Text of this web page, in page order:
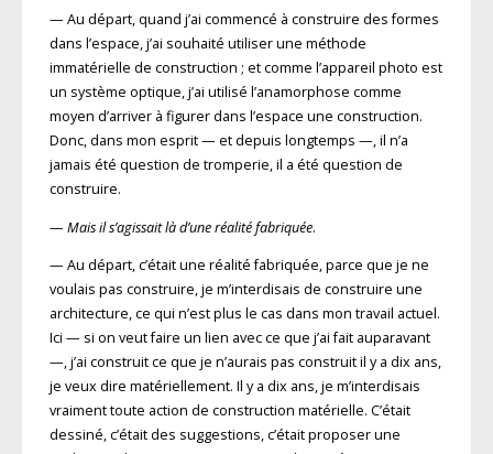
— Au départ, quand j’ai commencé à construire des formes
dans l’espace, j’ai souhaité utiliser une méthode
immatérielle de construction ; et comme l’appareil photo est
un système optique, j’ai utilisé l’anamorphose comme
moyen d’arriver à figurer dans l’espace une construction.
Donc, dans mon esprit — et depuis longtemps —, il n’a
jamais été question de tromperie, il a été question de
construire.
— Mais il s’agissait là d’une réalité fabriquée.
— Au départ, c’était une réalité fabriquée, parce que je ne
voulais pas construire, je m’interdisais de construire une
architecture, ce qui n’est plus le cas dans mon travail actuel.
Ici — si on veut faire un lien avec ce que j’ai fait auparavant
—, j’ai construit ce que je n’aurais pas construit il y a dix ans,
je veux dire matériellement. Il y a dix ans, je m’interdisais
vraiment toute action de construction matérielle. C’était
dessiné, c’était des suggestions, c’était proposer une